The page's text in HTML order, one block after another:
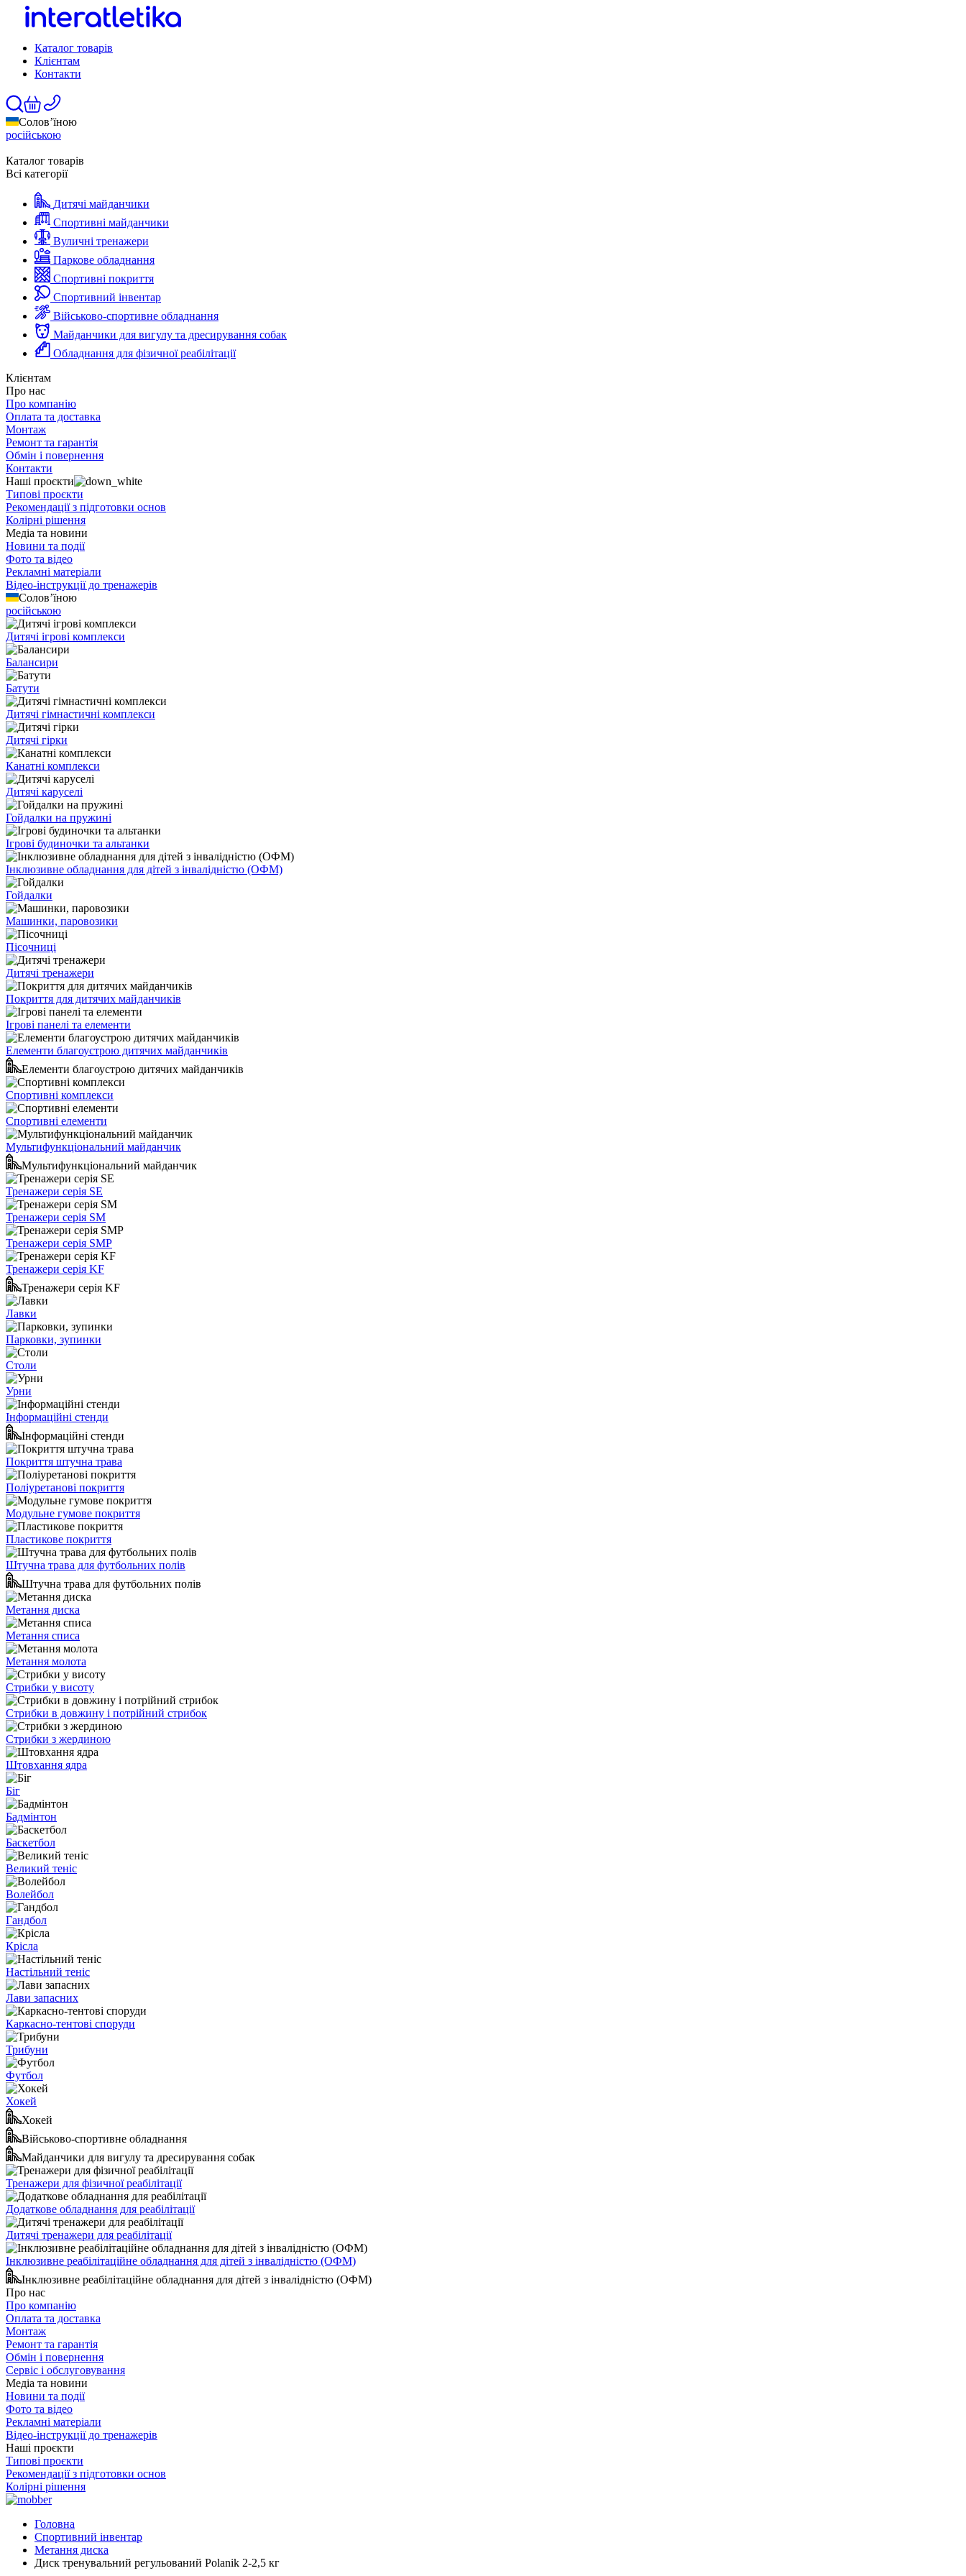
Каталог товарів
Клієнтам
Контакти
Солов’їною
російською
Каталог товарів
Всі категорії
Дитячі майданчики
Спортивні майданчики
Вуличні тренажери
Паркове обладнання
Спортивні покриття
Спортивний інвентар
Військово-спортивне обладнання
Майданчики для вигулу та дресирування собак
Обладнання для фізичної реабілітації
Клієнтам
Про нас
Про компанію
Оплата та доставка
Монтаж
Ремонт та гарантія
Обмін і повернення
Контакти
Наші проєкти
Типові проєкти
Рекомендації з підготовки основ
Колірні рішення
Медіа та новини
Новини та події
Фото та відео
Рекламні матеріали
Відео-інструкції до тренажерів
Солов’їною
російською
Дитячі ігрові комплекси
Балансири
Батути
Дитячі гімнастичні комплекси
Дитячі гірки
Канатні комплекси
Дитячі каруселі
Гойдалки на пружині
Ігрові будиночки та альтанки
Інклюзивне обладнання для дітей з інвалідністю (ОФМ)
Гойдалки
Машинки, паровозики
Пісочниці
Дитячі тренажери
Покриття для дитячих майданчиків
Ігрові панелі та елементи
Елементи благоустрою дитячих майданчиків
Елементи благоустрою дитячих майданчиків
Спортивні комплекси
Спортивні елементи
Мультифункціональний майданчик
Мультифункціональний майданчик
Тренажери серія SE
Тренажери серія SM
Тренажери серія SMP
Тренажери серія KF
Тренажери серія KF
Лавки
Парковки, зупинки
Столи
Урни
Інформаційні стенди
Інформаційні стенди
Покриття штучна трава
Поліуретанові покриття
Модульне гумове покриття
Пластикове покриття
Штучна трава для футбольних полів
Штучна трава для футбольних полів
Метання диска
Метання списа
Метання молота
Стрибки у висоту
Стрибки в довжину і потрійний стрибок
Стрибки з жердиною
Штовхання ядра
Біг
Бадмінтон
Баскетбол
Великий теніс
Волейбол
Гандбол
Крісла
Настільний теніс
Лави запасних
Каркасно-тентові споруди
Трибуни
Футбол
Хокей
Хокей
Військово-спортивне обладнання
Майданчики для вигулу та дресирування собак
Тренажери для фізичної реабілітації
Додаткове обладнання для реабілітації
Дитячі тренажери для реабілітації
Інклюзивне реабілітаційне обладнання для дітей з інвалідністю (ОФМ)
Інклюзивне реабілітаційне обладнання для дітей з інвалідністю (ОФМ)
Про нас
Про компанію
Оплата та доставка
Монтаж
Ремонт та гарантія
Обмін і повернення
Сервіс і обслуговування
Медіа та новини
Новини та події
Фото та відео
Рекламні матеріали
Відео-інструкції до тренажерів
Наші проєкти
Типові проєкти
Рекомендації з підготовки основ
Колірні рішення
Головна
Спортивний інвентар
Метання диска
Диск тренувальний регульований Polanik 2-2,5 кг